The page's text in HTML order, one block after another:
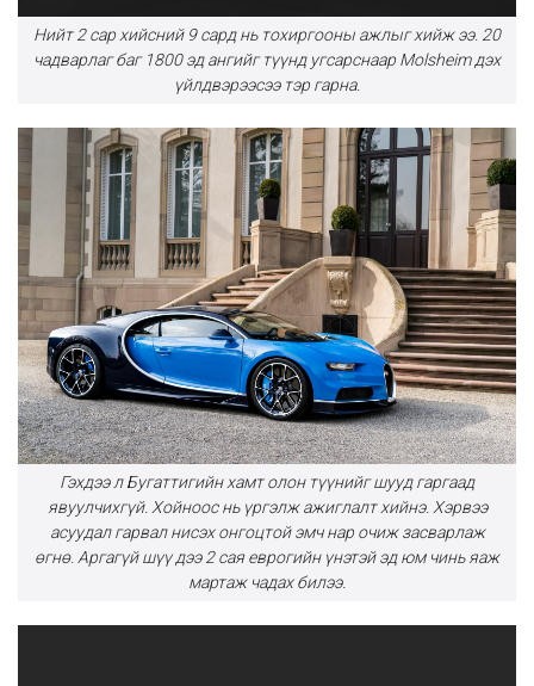
Нийт 2 сар хийсний 9 сард нь тохиргооны ажлыг хийж ээ. 20
чадварлаг баг 1800 эд ангийг түүнд угсарснаар Molsheim дэх
үйлдвэрээсээ тэр гарна.
Гэхдээ л Бугаттигийн хамт олон түүнийг шууд гаргаад
явуулчихгүй. Хойноос нь үргэлж ажиглалт хийнэ. Хэрвээ
асуудал гарвал нисэх онгоцтой эмч нар очиж засварлаж
өгнө. Аргагүй шүү дээ 2 сая еврогийн үнэтэй эд юм чинь яаж
мартаж чадах билээ.